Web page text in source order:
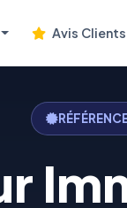
Avis Clients